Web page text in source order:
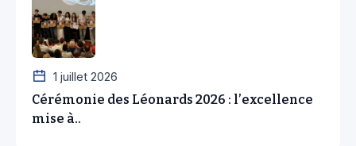
1 juillet 2026
Cérémonie des Léonards 2026 : l’excellence
mise à..